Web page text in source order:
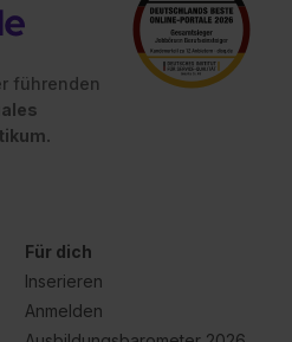
führenden
Für dich
Inserieren
Anmelden